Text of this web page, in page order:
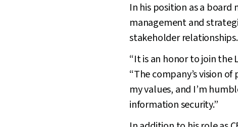
In his position as a board
management and
stakeholder relationships.
“It is an honor to join the
“The company’s vision
my values, and I’m
information security.”